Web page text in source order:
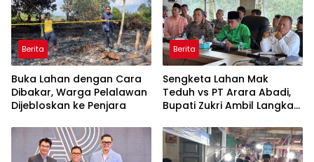
Berita
Buka Lahan dengan Cara
Dibakar, Warga Pelalawan
Dijebloskan ke Penjara
Berita
Sengketa Lahan Mak
Teduh vs PT Arara Abadi,
Bupati Zukri Ambil Langkah